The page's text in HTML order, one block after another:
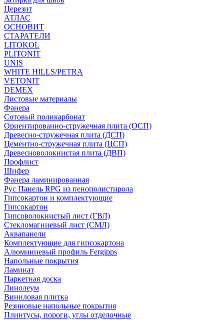
Церезит
АТЛАС
ОСНОВИТ
СТАРАТЕЛИ
LITOKOL
PLITONIT
UNIS
WHITE HILLS/PETRA
VETONIT
DEMEX
Листовые материалы
Фанера
Сотовый поликарбонат
Ориентированно-стружечная плита (ОСП)
Древесно-стружечная плита (ДСП)
Цементно-стружечная плита (ЦСП)
Древесноволокнистая плита (ДВП)
Профлист
Шифер
Фанера ламинированная
Рус Панель RPG из пенополистирола
Гипсокартон и комплектующие
Гипсокартон
Гипсоволокнистый лист (ГВЛ)
Стекломагниевый лист (СМЛ)
Аквапанели
Комплектующие для гипсокартона
Алюминиевый профиль Fergipps
Напольные покрытия
Ламинат
Паркетная доска
Линолеум
Виниловая плитка
Резиновые напольные покрытия
Плинтусы, пороги, углы отделочные